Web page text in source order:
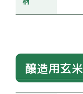
醸造用玄米